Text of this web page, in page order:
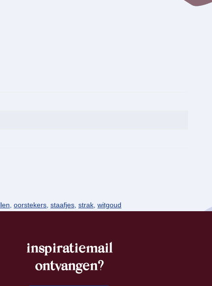
oorstekers staafjes strak witgoud
inspiratiemail
ontvangen?